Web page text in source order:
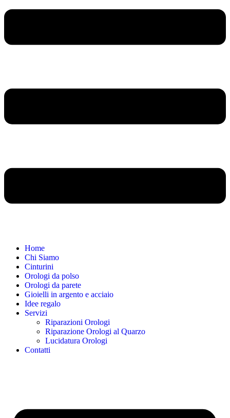
Home
Chi Siamo
Cinturini
Orologi da polso
Orologi da parete
Gioielli in argento e acciaio
Idee regalo
Servizi
Riparazioni Orologi
Riparazione Orologi al Quarzo
Lucidatura Orologi
Contatti